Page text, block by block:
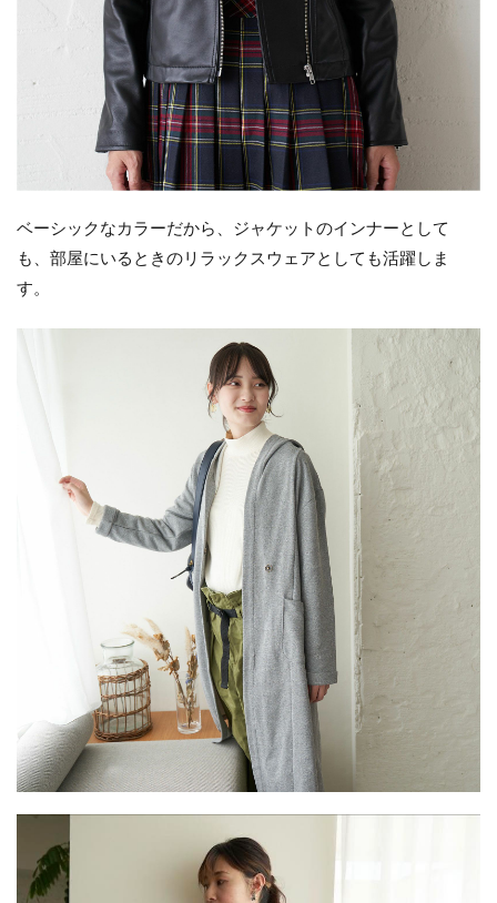
ベーシックなカラーだから、ジャケットのインナーとして
も、部屋にいるときのリラックスウェアとしても活躍しま
す。